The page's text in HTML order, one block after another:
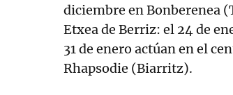
diciembre en Bonberenea
Etxea de Berriz: el 24 de
31 de enero actúan en el
Rhapsodie (Biarritz).